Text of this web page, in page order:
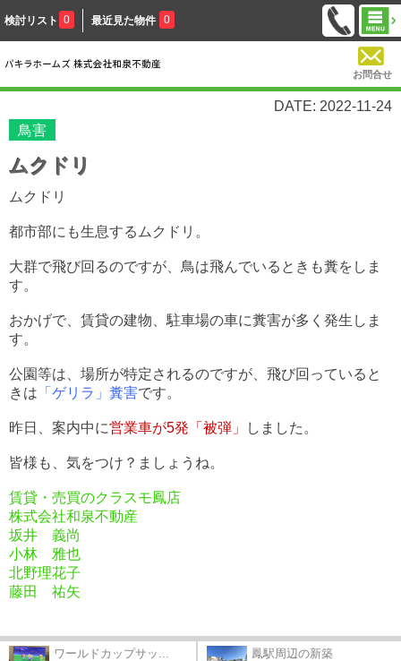
検討リスト 0 最近見た物件 0
お問合せ
DATE: 2022-11-24
鳥害
ムクドリ
ムクドリ
都市部にも生息するムクドリ。
大群で飛び回るのですが、鳥は飛んでいるときも糞をしま
す。
おかげで、賃貸の建物、駐車場の車に糞害が多く発生しま
す。
公園等は、場所が特定されるのですが、飛び回っていると
きは 「ゲリラ」糞害です。
昨日、案内中に営業車が5発「被弾」 しました。
皆様も、気をつけ？ましょうね。
賃貸・売買のクラスモ鳳店
株式会社和泉不動産
坂井 義尚
小林 雅也
北野理花子
藤田 祐矢
ワールドカップサッ... 鳳駅周辺の新築